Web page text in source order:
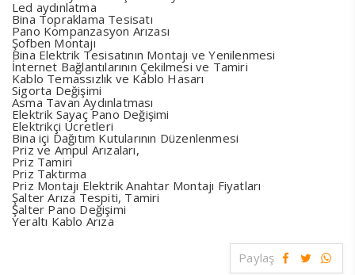
Led aydınlatma
Bina Topraklama Tesisatı
Pano Kompanzasyon Arızası
Şofben Montajı
Bina Elektrik Tesisatının Montajı ve Yenilenmesi
İnternet Bağlantılarının Çekilmesi ve Tamiri
Kablo Temassızlık ve Kablo Hasarı
Sigorta Değişimi
Asma Tavan Aydınlatması
Elektrik Sayaç Pano Değişimi
Elektrikçi Ücretleri
Bina içi Dağıtım Kutularının Düzenlenmesi
Priz ve Ampul Arızaları,
Priz Tamiri
Priz Taktırma
Priz Montajı Elektrik Anahtar Montajı Fiyatları
Şalter Arıza Tespiti, Tamiri
Şalter Pano Değişimi
Yeraltı Kablo Arıza
Paylaş